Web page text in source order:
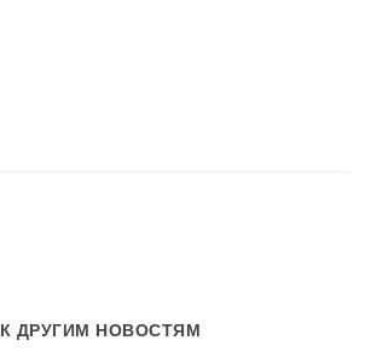
К ДРУГИМ НОВОСТЯМ